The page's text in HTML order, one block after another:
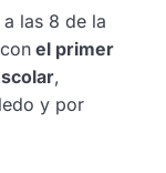
las 8 de la
el primer
,
y por